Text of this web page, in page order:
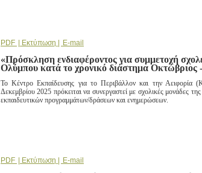
PDF | Εκτύπωση | E-mail
«Πρόσκληση ενδιαφέροντος για συμμετοχή
Ολύμπου κατά το χρονικό διάστημα Οκτώβριος
Το Κέντρο Εκπαίδευσης για το Περιβάλλον και την Αειφορία
Δεκεμβρίου 2025 πρόκειται να συνεργαστεί με σχολικές μονάδες
εκπαιδευτικών προγραμμάτων/δράσεων και ενημερώσεων.
PDF | Εκτύπωση | E-mail